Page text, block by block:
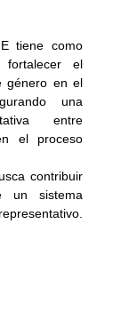
tiene como
fortalecer el
género en el
una
entre
el proceso
contribuir
un sistema